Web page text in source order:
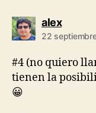
alexsays:
22
#4 (no quiero
tienen la
😀